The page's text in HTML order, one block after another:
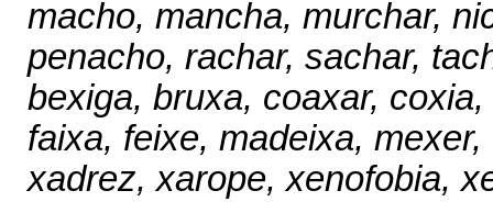
macho, mancha, murchar,
penacho, rachar, sachar,
bexiga, bruxa, coaxar,
faixa, feixe, madeixa,
xadrez, xarope, xenofobia,